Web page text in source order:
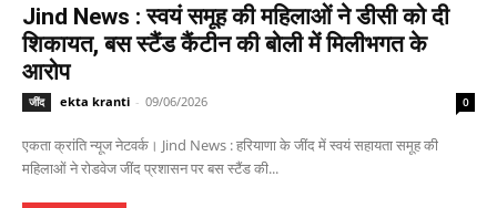
Jind News : स्वयं समूह की महिलाओं ने डीसी को दी
शिकायत, बस स्टैंड कैंटीन की बोली में मिलीभगत के
आरोप
जींद ekta kranti - 09/06/2026 0
एकता क्रांति न्यूज नेटवर्क। Jind News : हरियाणा के जींद में स्वयं सहायता समूह की
महिलाओं ने रोडवेज जींद प्रशासन पर बस स्टैंड की...